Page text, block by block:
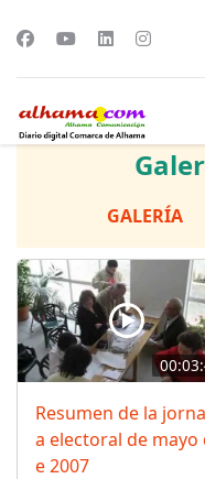
GALERÍA
Resumen de la
a electoral de mayo
e 2007